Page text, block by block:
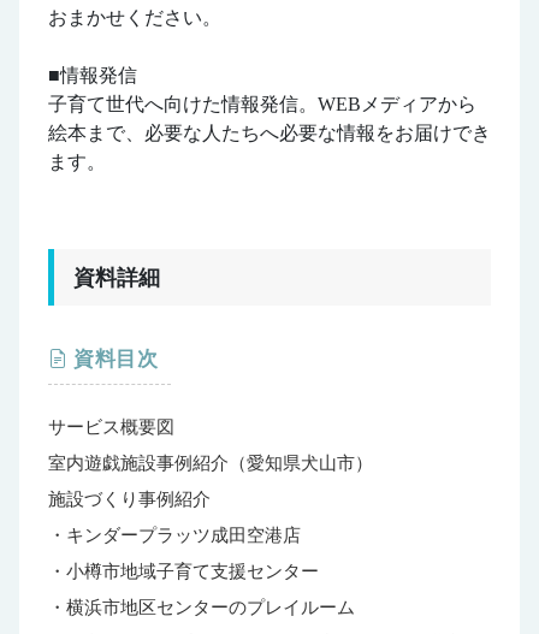
おまかせください。
■情報発信
子育て世代へ向けた情報発信。WEBメディアから
絵本まで、必要な人たちへ必要な情報をお届けでき
ます。
資料詳細
資料目次
サービス概要図
室内遊戯施設事例紹介（愛知県犬山市）
施設づくり事例紹介
・キンダープラッツ成田空港店
・小樽市地域子育て支援センター
・横浜市地区センターのプレイルーム